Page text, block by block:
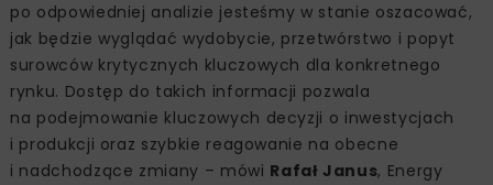
po odpowiedniej analizie jesteśmy w stanie oszacować,
jak będzie wyglądać wydobycie, przetwórstwo i popyt
surowców krytycznych kluczowych dla konkretnego
rynku. Dostęp do takich informacji pozwala
na podejmowanie kluczowych decyzji o inwestycjach
i produkcji oraz szybkie reagowanie na obecne
i nadchodzące zmiany – mówi Rafał Janus, Energy